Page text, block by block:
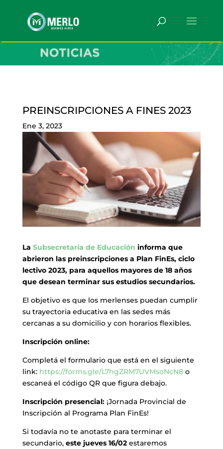
PREINSCRIPCIONES A FINES 2023
Ene 3, 2023
La Subsecretaría de Educación informa que
abrieron las preinscripciones a Plan FinEs, ciclo
lectivo 2023, para aquellos mayores de 18 años
que desean terminar sus estudios secundarios.
El objetivo es que los merlenses puedan cumplir
su trayectoria educativa en las sedes más
cercanas a su domicilio y con horarios flexibles.
Inscripción online:
Completá el formulario que está en el siguiente
link: https://forms.gle/L7hgZRM7UVMsoNcN8o
escaneá el código QR que figura debajo.
Inscripción presencial: ¡Jornada Provincial de
Inscripción al Programa Plan FinEs!
Si todavía no te anotaste para terminar el
secundario, este jueves 16/02estaremos